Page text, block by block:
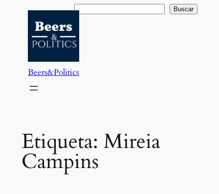
contenido
Buscar Buscar
Beers&Politics
Etiqueta: Mireia
Campins